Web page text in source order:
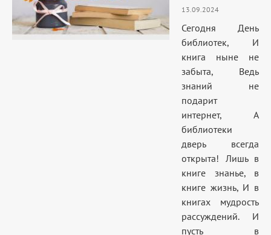
13.09.2024
Сегодня День
библиотек, И
книга ныне не
забыта, Ведь
знаний не
подарит
интернет, А
библиотеки
дверь всегда
открыта! Лишь в
книге знанье, в
книге жизнь, И в
книгах мудрость
рассуждений. И
пусть в